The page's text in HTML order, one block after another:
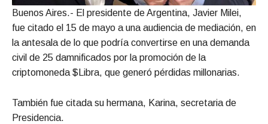
Buenos Aires.- El presidente de Argentina, Javier Milei,
fue citado el 15 de mayo a una audiencia de mediación, en
la antesala de lo que podría convertirse en una demanda
civil de 25 damnificados por la promoción de la
criptomoneda $Libra, que generó pérdidas millonarias.
También fue citada su hermana, Karina, secretaria de
Presidencia.